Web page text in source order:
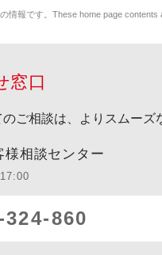
情報です。These home page
窓口
ご相談は、よりスムーズ
相談センター
324-860